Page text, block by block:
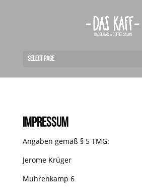
Select Page
Impressum
Angaben gemäß § 5 TMG:
Jerome Krüger
Muhrenkamp 6